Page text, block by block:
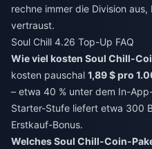
rechne immer die Division
vertraust.
Soul Chill 4.26 Top-Up FAQ
Wie viel kosten Soul Chill-
kosten pauschal 1,89 $ pro
– etwa 40 % unter dem In-
Starter-Stufe liefert etwa 300
Erstkauf-Bonus.
Welches Soul Chill-Coin-